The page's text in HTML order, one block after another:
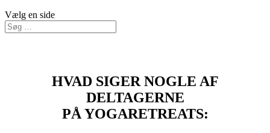
Vælg en side
HVAD SIGER NOGLE AF
DELTAGERNE
PÅ YOGARETREATS: